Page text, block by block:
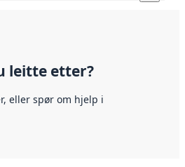
leitte etter?
eller spør om hjelp i